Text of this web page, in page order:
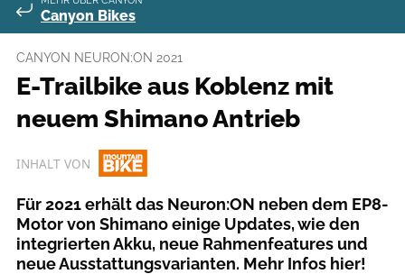
Canyon Bikes
CANYON NEURON:ON 2021
E-Trailbike aus Koblenz mit
neuem Shimano Antrieb
INHALT VON
Für 2021 erhält das Neuron:ON neben dem EP8-
Motor von Shimano einige Updates, wie den
integrierten Akku, neue Rahmenfeatures und
neue Ausstattungsvarianten. Mehr Infos hier!